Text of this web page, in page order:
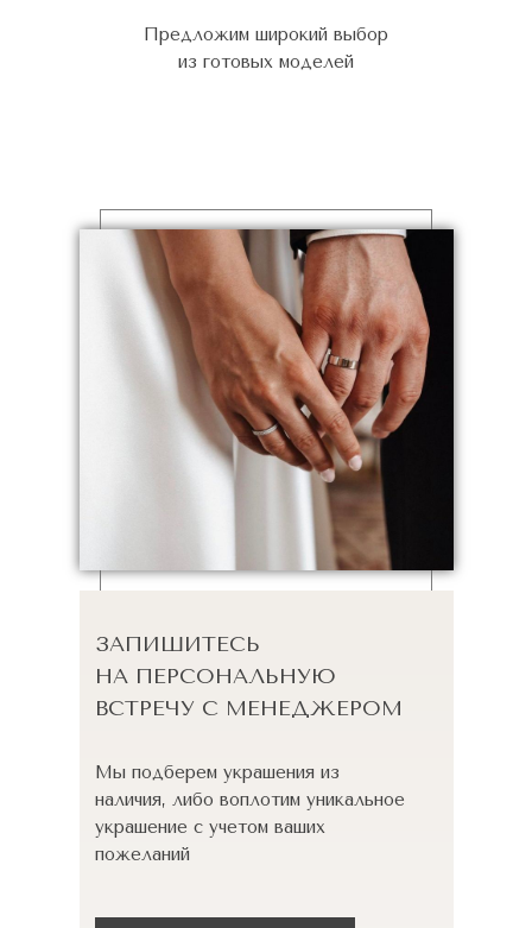
Предложим широкий выбор
из готовых моделей
ЗАПИШИТЕСЬ
НА ПЕРСОНАЛЬНУЮ
ВСТРЕЧУ С МЕНЕДЖЕРОМ
Мы подберем украшения из
наличия, либо воплотим уникальное
украшение с учетом ваших
пожеланий